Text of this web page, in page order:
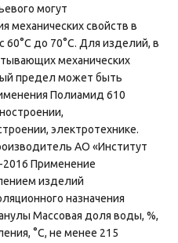
могут
механических свойств в
60°С до 70°С. Для изделий, в
механических
предел может быть
Полиамид 610
электротехнике.
АО «Институт
2016 Применение
изделий
назначения
Массовая доля воды, %,
°С, не менее 215